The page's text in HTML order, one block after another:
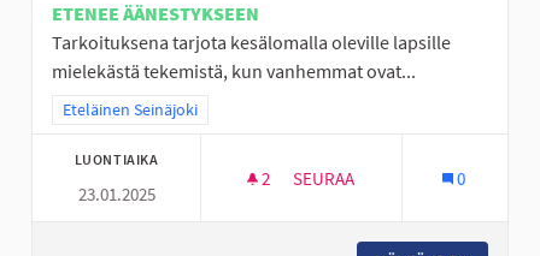
ETENEE ÄÄNESTYKSEEN
Tarkoituksena tarjota kesälomalla oleville lapsille
mielekästä tekemistä, kun vanhemmat ovat...
Rajaa tulokset teeman mukaan: Eteläinen Seinäjoki
Eteläinen Seinäjoki
LUONTIAIKA
23.01.2025
2 2 SEURAAJAA
SEURAA 0